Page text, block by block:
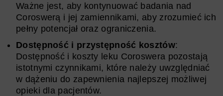
Ważne jest, aby kontynuować badania nad
Coroswerą i jej zamiennikami, aby zrozumieć ich
pełny potencjał oraz ograniczenia.
Dostępność i przystępność kosztów:
Dostępność i koszty leku Coroswera pozostają
istotnymi czynnikami, które należy uwzględniać
w dążeniu do zapewnienia najlepszej możliwej
opieki dla pacjentów.